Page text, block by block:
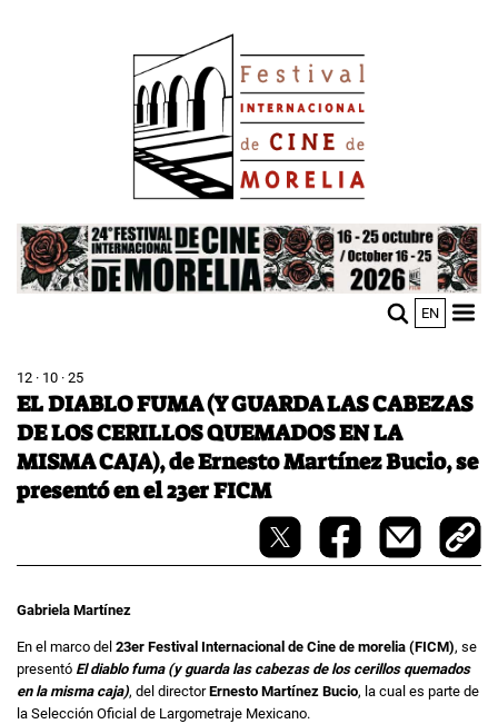
Image
EN
12 · 10 · 25
EL DIABLO FUMA (Y GUARDA LAS CABEZAS
DE LOS CERILLOS QUEMADOS EN LA
MISMA CAJA), de Ernesto Martínez Bucio, se
presentó en el 23er FICM
Gabriela Martínez
En el marco del 23er Festival Internacional de Cine de morelia (FICM), se
presentó El diablo fuma (y guarda las cabezas de los cerillos quemados
en la misma caja), del directorErnesto Martínez Bucio, la cual es parte de
la Selección Oficial de Largometraje Mexicano.